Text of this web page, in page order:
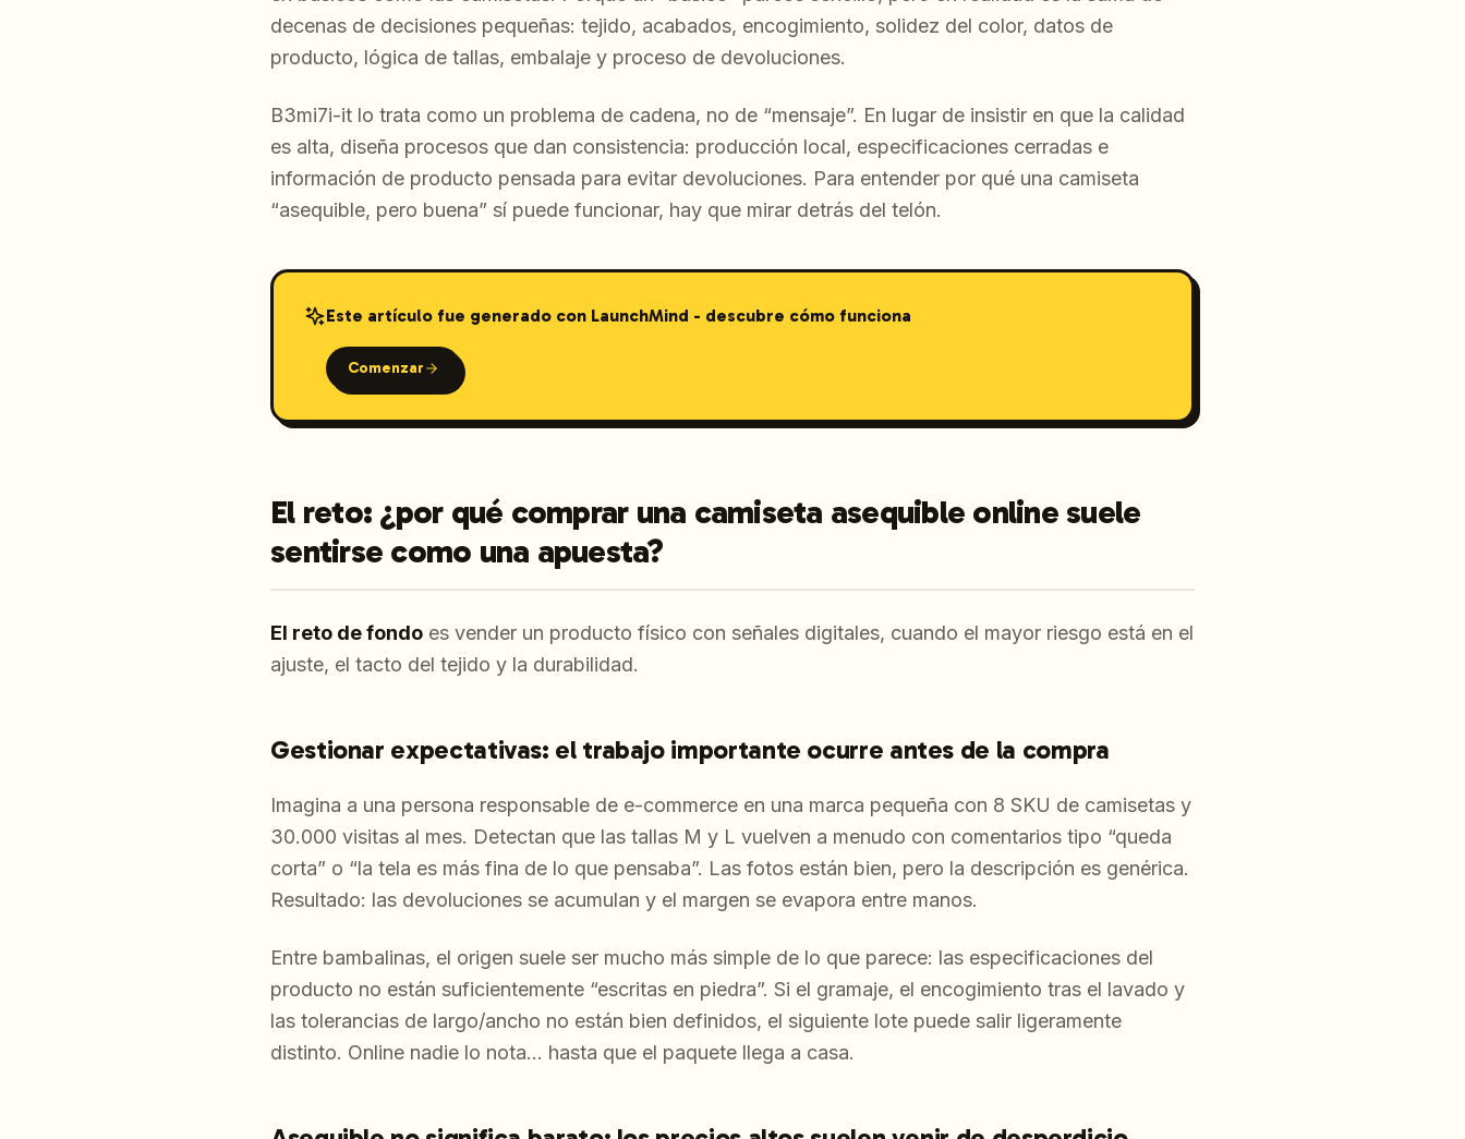
decenas de decisiones pequeñas: tejido, acabados, encogimiento, solidez del color, datos de
producto, lógica de tallas, embalaje y proceso de devoluciones.
B3mi7i-it lo trata como un problema de cadena, no de “mensaje”. En lugar de insistir en que la calidad
es alta, diseña procesos que dan consistencia: producción local, especificaciones cerradas e
información de producto pensada para evitar devoluciones. Para entender por qué una camiseta
“asequible, pero buena” sí puede funcionar, hay que mirar detrás del telón.
Este artículo fue generado con LaunchMind - descubre cómo funciona
Comenzar
El reto: ¿por qué comprar una camiseta asequible online suele
sentirse como una apuesta?
El reto de fondo es vender un producto físico con señales digitales, cuando el mayor riesgo está en el
ajuste, el tacto del tejido y la durabilidad.
Gestionar expectativas: el trabajo importante ocurre antes de la compra
Imagina a una persona responsable de e-commerce en una marca pequeña con 8 SKU de camisetas y
30.000 visitas al mes. Detectan que las tallas M y L vuelven a menudo con comentarios tipo “queda
corta” o “la tela es más fina de lo que pensaba”. Las fotos están bien, pero la descripción es genérica.
Resultado: las devoluciones se acumulan y el margen se evapora entre manos.
Entre bambalinas, el origen suele ser mucho más simple de lo que parece: las especificaciones del
producto no están suficientemente “escritas en piedra”. Si el gramaje, el encogimiento tras el lavado y
las tolerancias de largo/ancho no están bien definidos, el siguiente lote puede salir ligeramente
distinto. Online nadie lo nota… hasta que el paquete llega a casa.